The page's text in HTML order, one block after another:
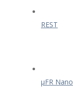
REST
μFR Nano